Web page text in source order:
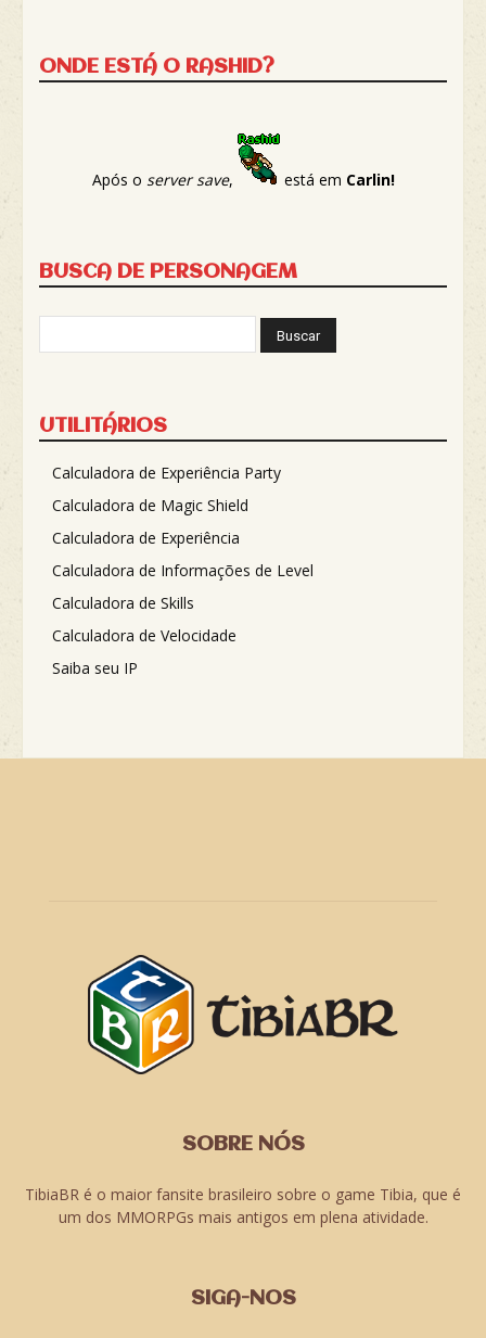
ONDE ESTÁ O RASHID?
Após o server save, está em Carlin!
BUSCA DE PERSONAGEM
UTILITÁRIOS
Calculadora de Experiência Party
Calculadora de Magic Shield
Calculadora de Experiência
Calculadora de Informações de Level
Calculadora de Skills
Calculadora de Velocidade
Saiba seu IP
SOBRE NÓS
TibiaBR é o maior fansite brasileiro sobre o game Tibia, que é
um dos MMORPGs mais antigos em plena atividade.
SIGA-NOS